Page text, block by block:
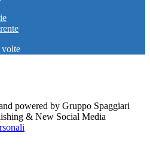
volte
powered by Gruppo Spaggiari
& New Social Media